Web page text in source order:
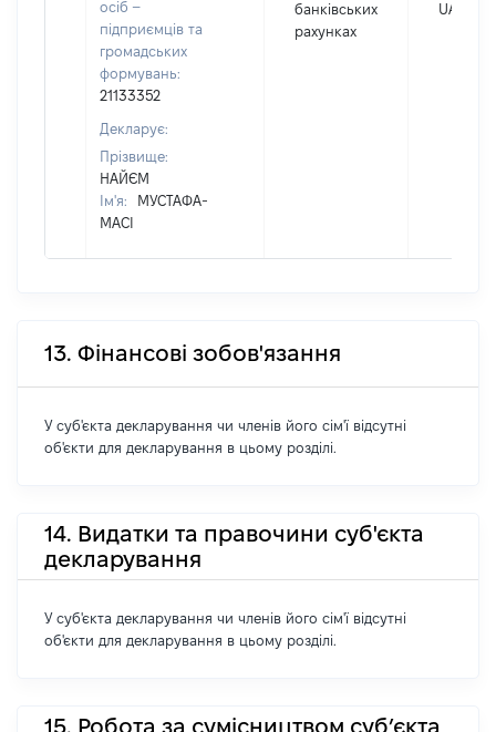
осіб –
підприємців та
громадських
формувань:
21133352
Декларує:
Прізвище:
НАЙЄМ
Ім'я:
МУСТАФА-
МАСІ
банківських
рахунках
UAH
13. Фінансові зобов'язання
У суб'єкта декларування чи членів його сім'ї відсутні
об'єкти для декларування в цьому розділі.
14. Видатки та правочини суб'єкта
декларування
У суб'єкта декларування чи членів його сім'ї відсутні
об'єкти для декларування в цьому розділі.
15. Робота за сумісництвом суб’єкта